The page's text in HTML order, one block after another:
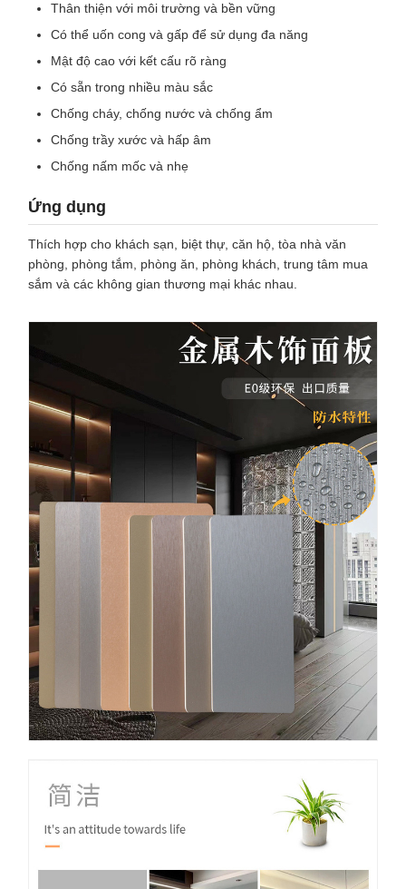
Thân thiện với môi trường và bền vững
Có thể uốn cong và gấp để sử dụng đa năng
Mật độ cao với kết cấu rõ ràng
Có sẵn trong nhiều màu sắc
Chống cháy, chống nước và chống ẩm
Chống trầy xước và hấp âm
Chống nấm mốc và nhẹ
Ứng dụng
Thích hợp cho khách sạn, biệt thự, căn hộ, tòa nhà văn
phòng, phòng tắm, phòng ăn, phòng khách, trung tâm mua
sắm và các không gian thương mại khác nhau.